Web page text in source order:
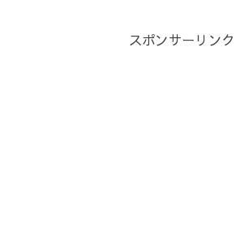
スポンサーリンク